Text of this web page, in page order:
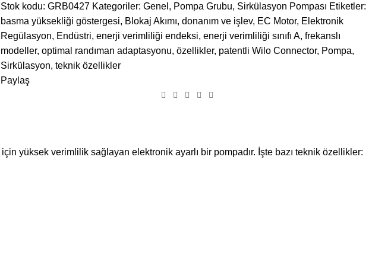
Stok kodu: GRB0427 Kategoriler: Genel , Pompa Grubu, Sirkülasyon Pompası Etiketler:
basma yüksekliği göstergesi, Blokaj Akımı, donanım ve işlev, EC Motor, Elektronik
Regülasyon, Endüstri, enerji verimliliği endeksi, enerji verimliliği sınıfı A, frekanslı
modeller, optimal randıman adaptasyonu, özellikler, patentli Wilo Connector, Pompa,
Sirkülasyon, teknik özellikler
Paylaş
yüksek verimlilik sağlayan elektronik ayarlı bir pompadır. İşte bazı teknik özellikler: